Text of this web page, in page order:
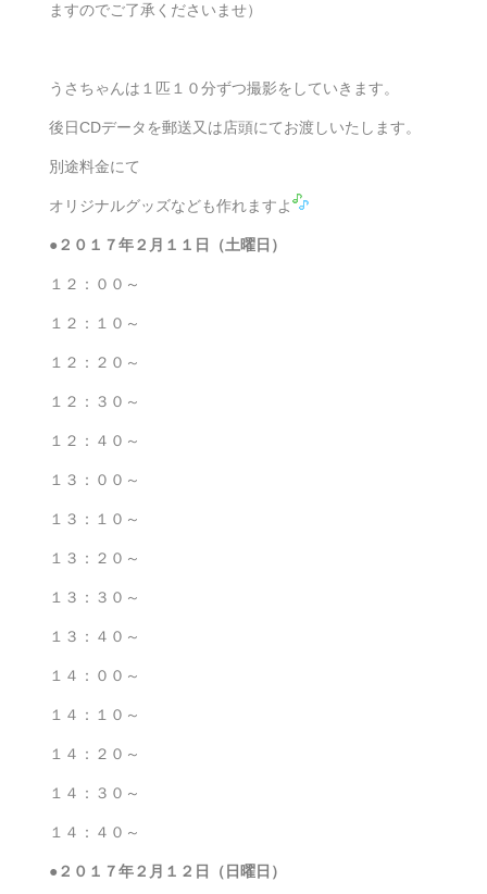
ますのでご了承くださいませ）
うさちゃんは１匹１０分ずつ撮影をしていきます。
後日CDデータを郵送又は店頭にてお渡しいたします。
別途料金にて
オリジナルグッズなども作れますよ
●２０１７年２月１１日（土曜日）
１２：００～
１２：１０～
１２：２０～
１２：３０～
１２：４０～
１３：００～
１３：１０～
１３：２０～
１３：３０～
１３：４０～
１４：００～
１４：１０～
１４：２０～
１４：３０～
１４：４０～
●２０１７年２ 月１２日（日曜日）